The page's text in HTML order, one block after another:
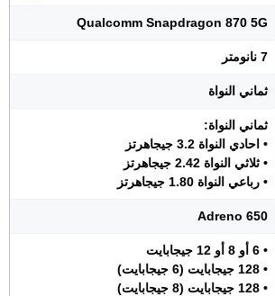
Qualcomm Snapdragon 870 5G
7 نانومتر
ثماني النواة
ثماني النواة:
• احادي النواة 3.2 جيجاهرتز
• ثلاثي النواة 2.42 جيجاهرتز
• رباعي النواة 1.80 جيجاهرتز
Adreno 650
• 6 أو 8 أو 12 جيجابايت
• 128 جيجابايت (6 جيجابايت)
• 128 جيجابايت (8 جيجابايت)